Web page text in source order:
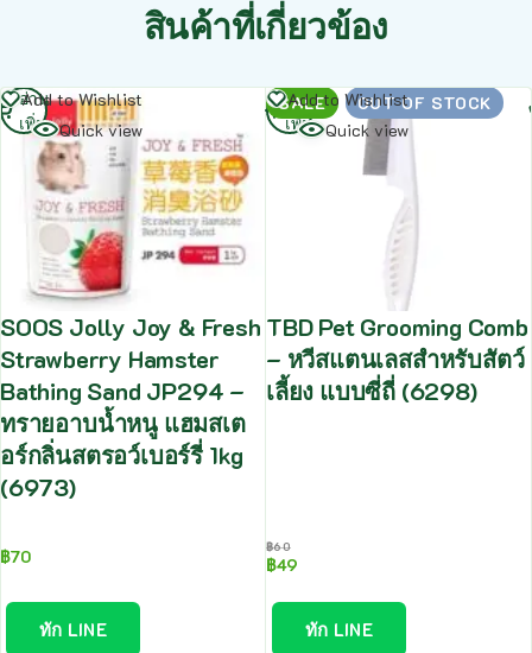
สินค้าที่เกี่ยวข้อง
Add to Wishlist
Quick view
SOOS Jolly Joy & Fresh
Strawberry Hamster
Bathing Sand JP294 –
ทรายอาบน้ำหนู แฮมสเต
อร์กลิ่นสตรอว์เบอร์รี่ 1kg
(6973)
฿70
ทัก LINE
อ่าน
เพิ่ม
SALE OUT OF STOCK
Add to Wishlist
Quick view
TBD Pet Grooming Comb
– หวีสแตนเลสสำหรับสัตว์
เลี้ยง แบบซี่ถี่ (6298)
฿60
฿49
ทัก LINE
อ่าน
เพิ่ม